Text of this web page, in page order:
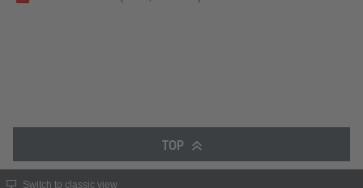
TOP
Switch to classic view